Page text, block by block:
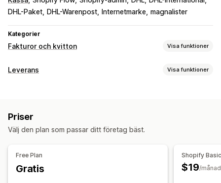
DHL-Paket
DHL-Warenpost Internetmarke magnalister
Kategorier
Fakturor och kvitton Visa funktioner
Dokumenttyper
Anpassning
Fakturanummer
Skatteberäkning Logotyper
Bulknedladdning
Utskrift och export
Rapporter
Leverans Visa funktioner
Följesedlar
Streckkodsläsning Plocklista Fraktregler
Priser
Välj den plan som passar ditt företag bäst.
Free Plan
Gratis
Shopify
$19/månad